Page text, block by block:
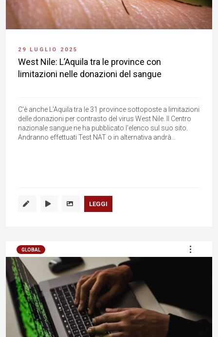
29 LUGLIO 2025
West Nile: L’Aquila tra le province con
limitazioni nelle donazioni del sangue
C'è anche L'Aquila tra le 31 province sottoposte a limitazioni
delle donazioni per contrasto del virus West Nile. Il Centro
nazionale sangue ne ha pubblicato l'elenco sul suo sito.
Andranno effettuati Test NAT o in alternativa andrà...
LEGGI
GLOBAL